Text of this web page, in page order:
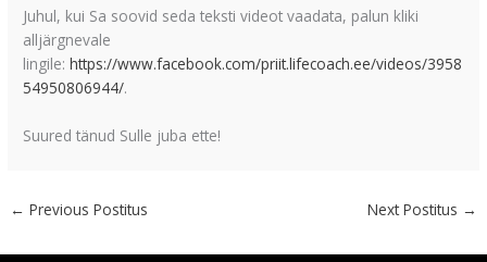
Juhul, kui Sa soovid seda teksti videot vaadata, palun kliki
alljärgnevale
lingile:https://www.facebook.com/priit.lifecoach.ee/videos/3958
54950806944/.
Suured tänud Sulle juba ette!
← Previous Postitus Next Postitus →